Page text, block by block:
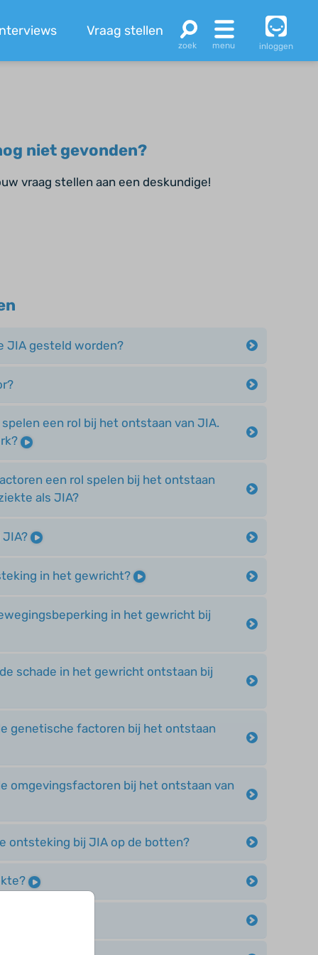
Vraag stellen
inloggen
niet gevonden?
vraag stellen aan een deskundige!
JIA gesteld worden?
een rol bij het ontstaan van JIA.
een rol spelen bij het ontstaan
als JIA?
JIA?
in het gewricht?
in het gewricht bij
schade in het gewricht ontstaan bij
genetische factoren bij het ontstaan
omgevingsfactoren bij het ontstaan van
ontsteking bij JIA op de botten?